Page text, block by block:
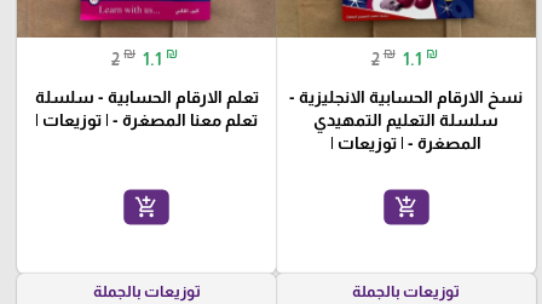
2 ₪ 1.1 ₪
نسخ الارقام الحسابية الانجليزية -
سلسلة التعليم التمهيدي
المصغرة - | توزيعات |
add_shopping_cart
2 ₪ 1.1 ₪
تعلم الارقام الحسابية - سلسلة
تعلم معنا المصغرة - | توزيعات |
add_shopping_cart
توزيعات بالجملة توزيعات بالجملة